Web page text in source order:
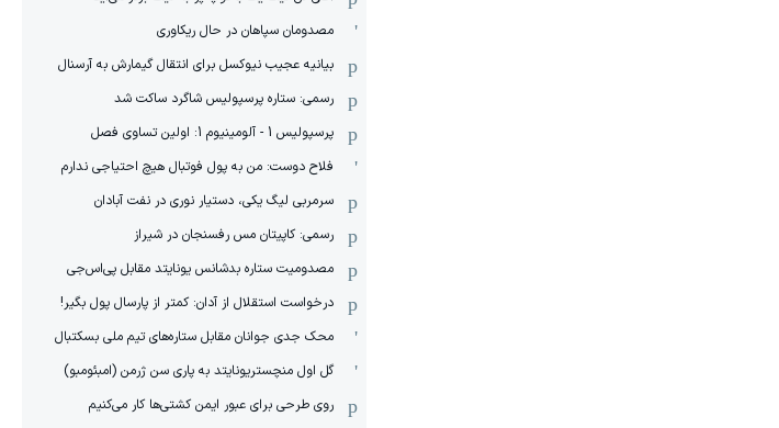
مصدومان سپاهان در حال ریکاوری
بیانیه عجیب نیوکسل برای انتقال گیمارش به آرسنال
رسمی: ستاره پرسپولیس شاگرد ساکت شد
پرسپولیس 1 - آلومینیوم 1: اولین تساوی فصل
فلاح دوست: من به پول فوتبال هیچ احتیاجی ندارم
سرمربی لیگ یکی، دستیار نوری در نفت آبادان
رسمی: کاپیتان مس رفسنجان در شیراز
مصدومیت ستاره بدشانس یونایتد مقابل پی‌اس‌جی
درخواست استقلال از آدان: کمتر از پارسال پول بگیر!
محک جدی ‌جوانان مقابل ستاره‌های تیم ملی بسکتبال
گل اول منچستریونایتد به پاری سن ژرمن (امبئومبو)
روی طرحی برای عبور ایمن کشتی‌ها کار می‌کنیم